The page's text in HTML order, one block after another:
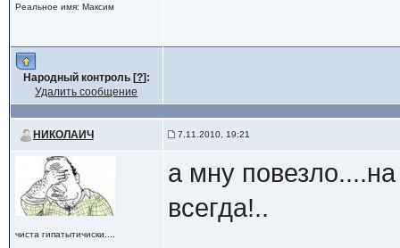
Реальное имя: Максим
Народный контроль [?]:
Удалить сообщение
НИКОЛАИЧ 7.11.2010, 19:21
чиста гипатытичиски....
а мну
всегда!..